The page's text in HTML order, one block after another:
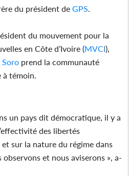
du président deGPS.
du mouvement pour la
en Côte d’Ivoire (MVCI),
Soro prend la communauté
à témoin.
un pays dit démocratique, il y a
des libertés
sur la nature du régime dans
et nous aviserons », a-